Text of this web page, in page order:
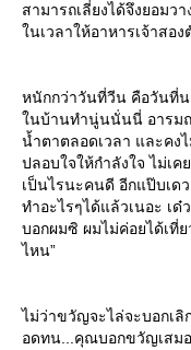
สามารถเลี่ยงได้จึงยอม
นเวลาให้อาหารเจ้าสอ
หนักกว่าวันที่วีน คือวันที่
นบ้านทำนู่นนั่นนี่ อารมณ์
น้ำตาตลอดเวลา และคง
ปลอบใจให้กำลังใจ ไม่เ
เป็นไรนะคนดี อีกแป๊บเด
ทำอะไรๆได้แล้วเนอะ เ
บอกผมซิ ผมไม่ค่อยได้เที่
ไหน”
ไม่ว่าขวัญจะไล่จะบอกเ
อดทน...คุณบอกขวัญเสม